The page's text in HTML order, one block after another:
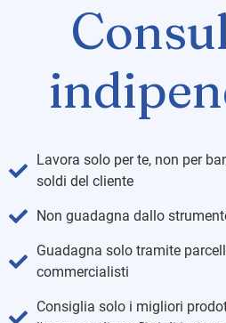
Lavora solo per te, non per
soldi del cliente
Non guadagna dallo
Guadagna solo tramite
commercialisti
Consiglia solo i migliori